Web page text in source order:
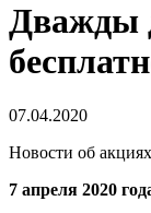
Дважды
07.04.2020
Новости об
7 апреля 2020